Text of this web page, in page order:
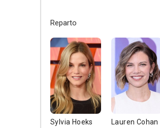
Reparto
Sylvia Hoeks Lauren Cohan